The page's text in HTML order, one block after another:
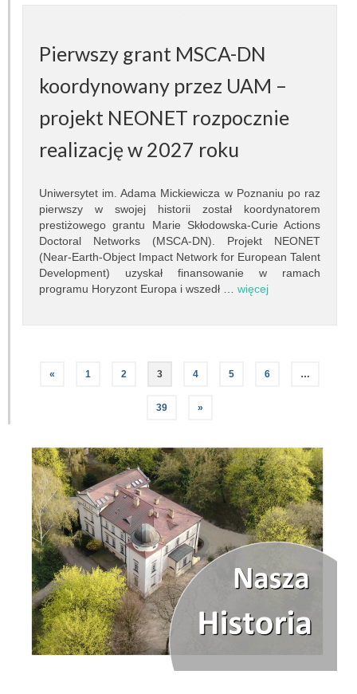
Układ Słoneczny przy Słonecznej 36
Meteoryt Morasko
Zapytaj astronoma
Dla miłośników
Pierwszy grant MSCA-DN
koordynowany przez UAM –
projekt NEONET rozpocznie
realizację w 2027 roku
Uniwersytet im. Adama Mickiewicza w Poznaniu po raz
pierwszy w swojej historii został koordynatorem
prestiżowego grantu Marie Skłodowska-Curie Actions
Doctoral Networks (MSCA-DN). Projekt NEONET
(Near-Earth-Object Impact Network for European Talent
Development) uzyskał finansowanie w ramach
programu Horyzont Europa i wszedł … więcej
« 1 2 3 4 5 6 …
39 »